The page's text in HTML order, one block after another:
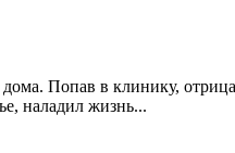
Попав в клинику,
наладил жизнь...